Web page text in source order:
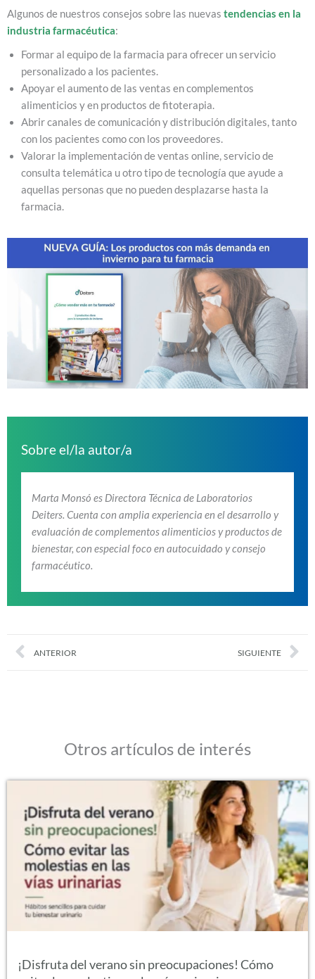
Algunos de nuestros consejos sobre las nuevas tendencias en la
industria farmacéutica:
Formar al equipo de la farmacia para ofrecer un servicio
personalizado a los pacientes.
Apoyar el aumento de las ventas en complementos
alimenticios y en productos de fitoterapia.
Abrir canales de comunicación y distribución digitales, tanto
con los pacientes como con los proveedores.
Valorar la implementación de ventas online, servicio de
consulta telemática u otro tipo de tecnología que ayude a
aquellas personas que no pueden desplazarse hasta la
farmacia.
Sobre el/la autor/a
Marta Monsó es Directora Técnica de Laboratorios
Deiters. Cuenta con amplia experiencia en el desarrollo y
evaluación de complementos alimenticios y productos de
bienestar, con especial foco en autocuidado y consejo
farmacéutico.
PrevANTERIOR SIGUIENTE
Otros artículos de interés
¡Disfruta del verano sin preocupaciones! Cómo